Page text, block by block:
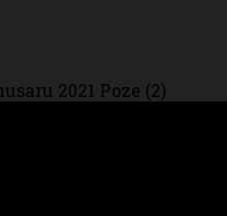
2021 Poze (2)